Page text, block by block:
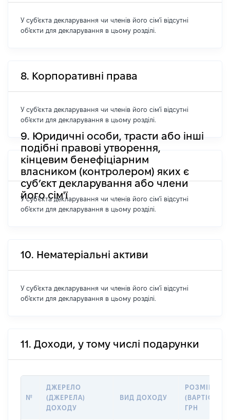
У суб'єкта декларування чи членів його сім'ї відсутні
об'єкти для декларування в цьому розділі.
8. Корпоративні права
У суб'єкта декларування чи членів його сім'ї відсутні
об'єкти для декларування в цьому розділі.
9. Юридичні особи, трасти або інші
подібні правові утворення,
кінцевим бенефіціарним
власником (контролером) яких є
суб’єкт декларування або члени
його сім'ї
У суб'єкта декларування чи членів його сім'ї відсутні
об'єкти для декларування в цьому розділі.
10. Нематеріальні активи
У суб'єкта декларування чи членів його сім'ї відсутні
об'єкти для декларування в цьому розділі.
11. Доходи, у тому числі подарунки
№
ДЖЕРЕЛО
(ДЖЕРЕЛА)
ДОХОДУ
ВИД ДОХОДУ
РОЗМІР
(ВАРТІСТЬ),
ГРН